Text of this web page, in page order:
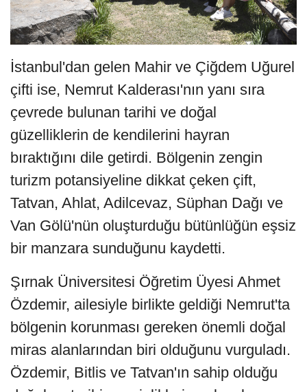
İstanbul'dan gelen Mahir ve Çiğdem Uğurel
çifti ise, Nemrut Kalderası'nın yanı sıra
çevrede bulunan tarihi ve doğal
güzelliklerin de kendilerini hayran
bıraktığını dile getirdi. Bölgenin zengin
turizm potansiyeline dikkat çeken çift,
Tatvan, Ahlat, Adilcevaz, Süphan Dağı ve
Van Gölü'nün oluşturduğu bütünlüğün eşsiz
bir manzara sunduğunu kaydetti.
Şırnak Üniversitesi Öğretim Üyesi Ahmet
Özdemir, ailesiyle birlikte geldiği Nemrut'ta
bölgenin korunması gereken önemli doğal
miras alanlarından biri olduğunu vurguladı.
Özdemir, Bitlis ve Tatvan'ın sahip olduğu